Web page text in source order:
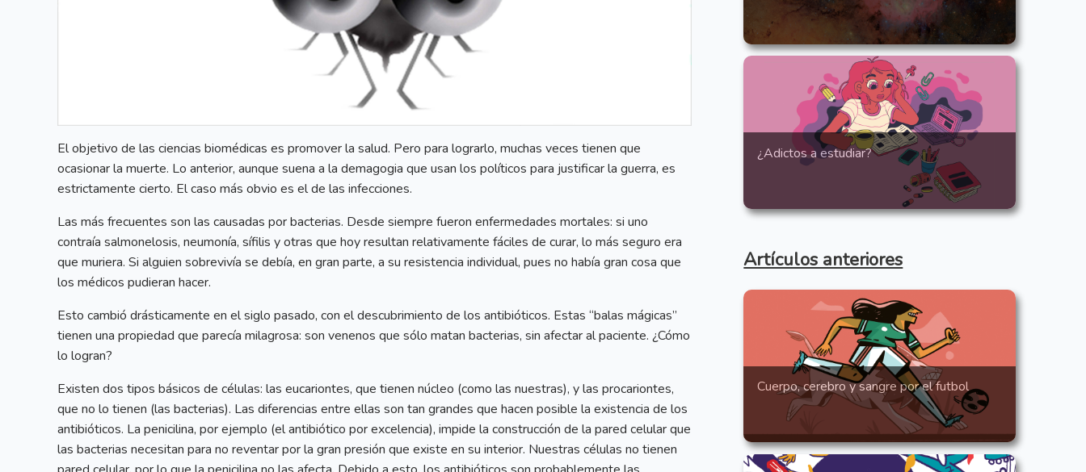
El objetivo de las ciencias biomédicas es promover la salud. Pero para lograrlo, muchas veces tienen que
ocasionar la muerte. Lo anterior, aunque suena a la demagogia que usan los políticos para justificar la guerra, es
estrictamente cierto. El caso más obvio es el de las infecciones.
Las más frecuentes son las causadas por bacterias. Desde siempre fueron enfermedades mortales: si uno
contraía salmonelosis, neumonía, sífilis y otras que hoy resultan relativamente fáciles de curar, lo más seguro era
que muriera. Si alguien sobrevivía se debía, en gran parte, a su resistencia individual, pues no había gran cosa que
los médicos pudieran hacer.
Esto cambió drásticamente en el siglo pasado, con el descubrimiento de los antibióticos. Estas “balas mágicas”
tienen una propiedad que parecía milagrosa: son venenos que sólo matan bacterias, sin afectar al paciente. ¿Cómo
lo logran?
Existen dos tipos básicos de células: las eucariontes, que tienen núcleo (como las nuestras), y las procariontes,
que no lo tienen (las bacterias). Las diferencias entre ellas son tan grandes que hacen posible la existencia de los
antibióticos. La penicilina, por ejemplo (el antibiótico por excelencia), impide la construcción de la pared celular que
las bacterias necesitan para no reventar por la gran presión que existe en su interior. Nuestras células no tienen
¿Adictos a estudiar?
Artículos anteriores
Cuerpo, cerebro y sangre por el futbol